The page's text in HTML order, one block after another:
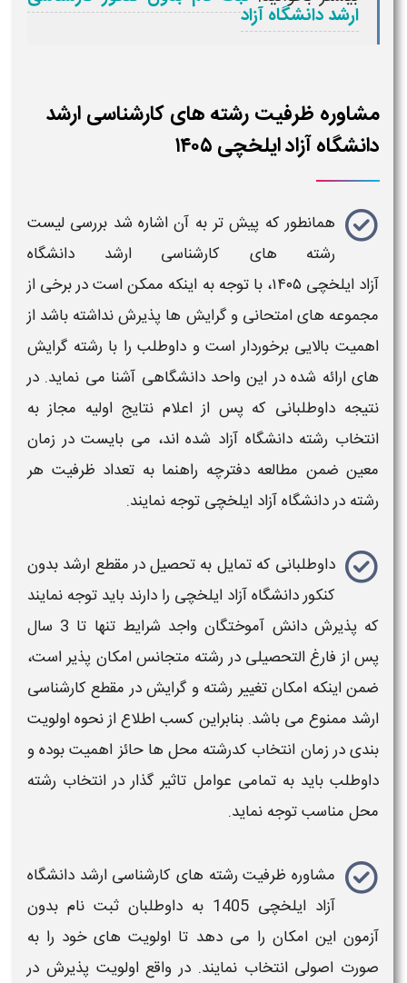
ارشد دانشگاه آزاد
مشاوره ظرفیت رشته های کارشناسی ارشد
دانشگاه آزاد ایلخچی ۱۴۰۵
همانطور که پیش تر به آن اشاره شد بررسی لیست
رشته های کارشناسی ارشد دانشگاه
آزادایلخچی ۱۴۰۵، با توجه به اینکه ممکن است در برخی از
مجموعه های امتحانی وگرایش ها پذیرش نداشته باشد از
اهمیت بالایی برخوردار است و داوطلب را با رشته گرایش
های ارائه شده در این واحددانشگاهی آشنا می نماید. در
نتیجه داوطلبانی که پس از اعلام نتایج اولیه مجاز به
انتخاب رشته دانشگاه آزاد شده اند، می بایست در زمان
معین ضمن مطالعه دفترچه راهنما به تعداد ظرفیت هر
رشته در دانشگاه آزاد ایلخچی توجه نمایند.
داوطلبانی که تمایل به تحصیل در مقطع ارشد بدون
کنکور دانشگاه آزاد ایلخچی را دارند باید توجه نمایند
که پذیرش دانش آموختگان واجد شرایط تنها تا 3 سال
پس از فارغ التحصیلی در رشته متجانس امکان پذیر است،
ضمن اینکه امکانتغییر رشته و گرایش در مقطع کارشناسی
ارشد ممنوع می باشد. بنابراین کسب اطلاع از نحوه اولویت
بندی درزمان انتخاب کدرشته محل ها حائز اهمیت بوده و
داوطلب باید به تمامی عوامل تاثیر گذار در انتخاب رشته
محل مناسبتوجه نماید.
مشاوره ظرفیت رشته های کارشناسی ارشد دانشگاه
آزاد ایلخچی 1405 به داوطلبان ثبت نام بدون
آزمون این امکان را می دهد تا اولویت های خود را به
صورت اصولی انتخاب نمایند. در واقع اولویت پذیرش در